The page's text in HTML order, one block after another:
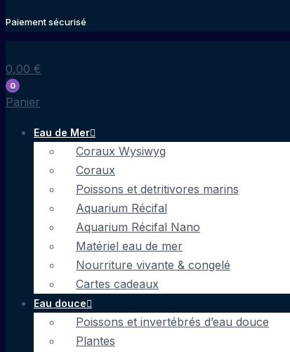
Paiement sécurisé
0,00 €
0
Panier
Eau de Mer
Coraux Wysiwyg
Coraux
Poissons et detritivores marins
Aquarium Récifal
Aquarium Récifal Nano
Matériel eau de mer
Nourriture vivante & congelé
Cartes cadeaux
Eau douce
Poissons et invertébrés d’eau douce
Plantes